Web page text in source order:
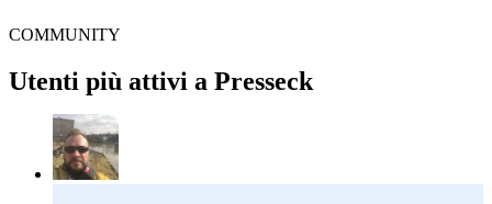
COMMUNITY
Utenti più attivi a Presseck